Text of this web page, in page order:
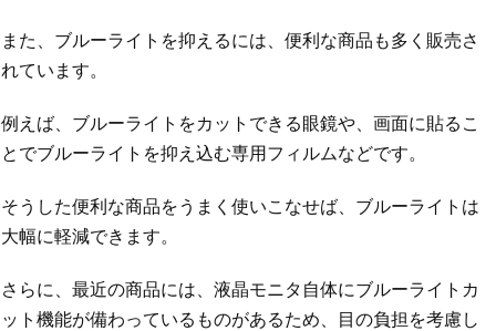
また、ブルーライトを抑えるには、便利な商品も多く販売さ
れています。
例えば、ブルーライトをカットできる眼鏡や、画面に貼るこ
とでブルーライトを抑え込む専用フィルムなどです。
そうした便利な商品をうまく使いこなせば、ブルーライトは
大幅に軽減できます。
さらに、最近の商品には、液晶モニタ自体にブルーライトカ
ット機能が備わっているものがあるため、目の負担を考慮し